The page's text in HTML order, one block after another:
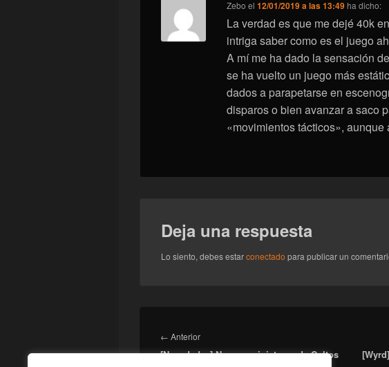
Zebo el12/01/2019 a las 13:49ha dicho:
La verdad es que me dejé 40k
intriga saber como es el juego
A mí me ha dado la sensación
se ha vuelto un juego más
dados a parapetarse en
disparos o bien avanzar a saco
«movimientos tácticos»,
Deja una respuesta
Lo siento, debes estarconectado para publicar un
de
entradas
← AnteriorEntrada
anterior:
[Novedades] Nuevas miniaturas de Cultos